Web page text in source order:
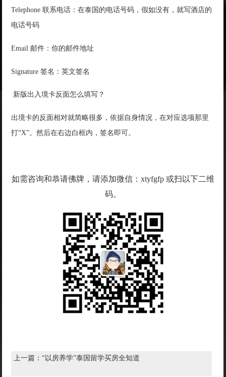
Telephone 联系电话：在泰国的电话号码，假如没有，就写酒店的
电话号码
Email 邮件：你的邮件地址
Signature 签名：英文签名
新版出入境卡反面怎么填写？
出境卡的反面相对就简略很多，依据自身情况，在对应选项那里
打“X”。然后在右边白框内，签名即可。
如需咨询和恭请佛牌，请添加微信：xtyfgfp 或扫以下二维
码。
上一篇：“以房养学”泰国留学买房全知道